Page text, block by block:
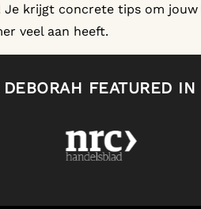
krijgt concrete tips om
veel aan heeft.
DEBORAH FEATURED IN